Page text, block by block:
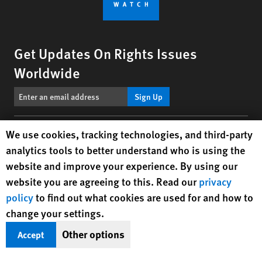
Get Updates On Rights Issues
Worldwide
Sign Up
Connect With Us BlueSky
X Facebook
YouTube
Footer
menu
Text Version
© 2026 Human Rights Watch
Human Rights Watch | 350 Fifth Avenue, 34th Floor | New York,
10118-3299
USA|t1.212.290.4700
Human Rights Watch cookie preferences
We use cookies, tracking technologies, and third-party
analytics tools to better understand who is using the
website and improve your experience. By using our
website you are agreeing to this. Read ourprivacy
policyto find out what cookies are used for and how to
change your settings.
Accept Other options